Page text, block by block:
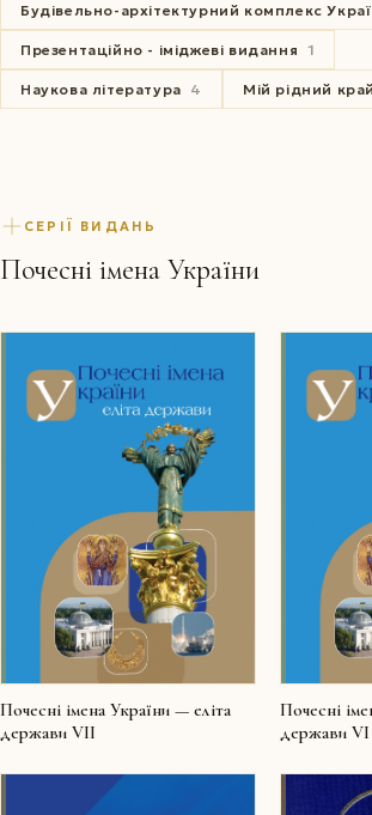
Будівельно-архітектурний комплекс
Презентаційно - іміджеві видання 1
Наукова література 4 Мій рідний край
СЕРІЇ ВИДАНЬ
Почесні імена України
Почесні імена України — еліта
держави VII
Почесні
держави VI